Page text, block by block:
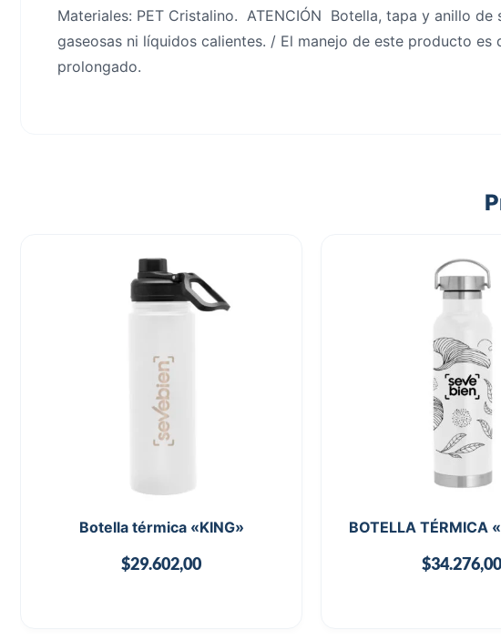
Materiales: PET Cristalino. ATENCIÓN Botella, tapa y anillo
gaseosas ni líquidos calientes. / El manejo de este producto
prolongado.
Botella térmica «KING»
$29.602,00
BOTELLA TÉRMICA
$34.276,00